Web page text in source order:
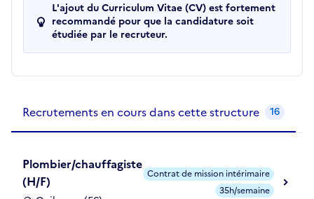
L'ajout du Curriculum Vitae (CV) est fortement
recommandé pour que la candidature soit
étudiée par le recruteur.
Recrutements en cours dans cette structure 16
Plombier/chauffagiste
(H/F)
Contrat de mission intérimaire
35h/semaine